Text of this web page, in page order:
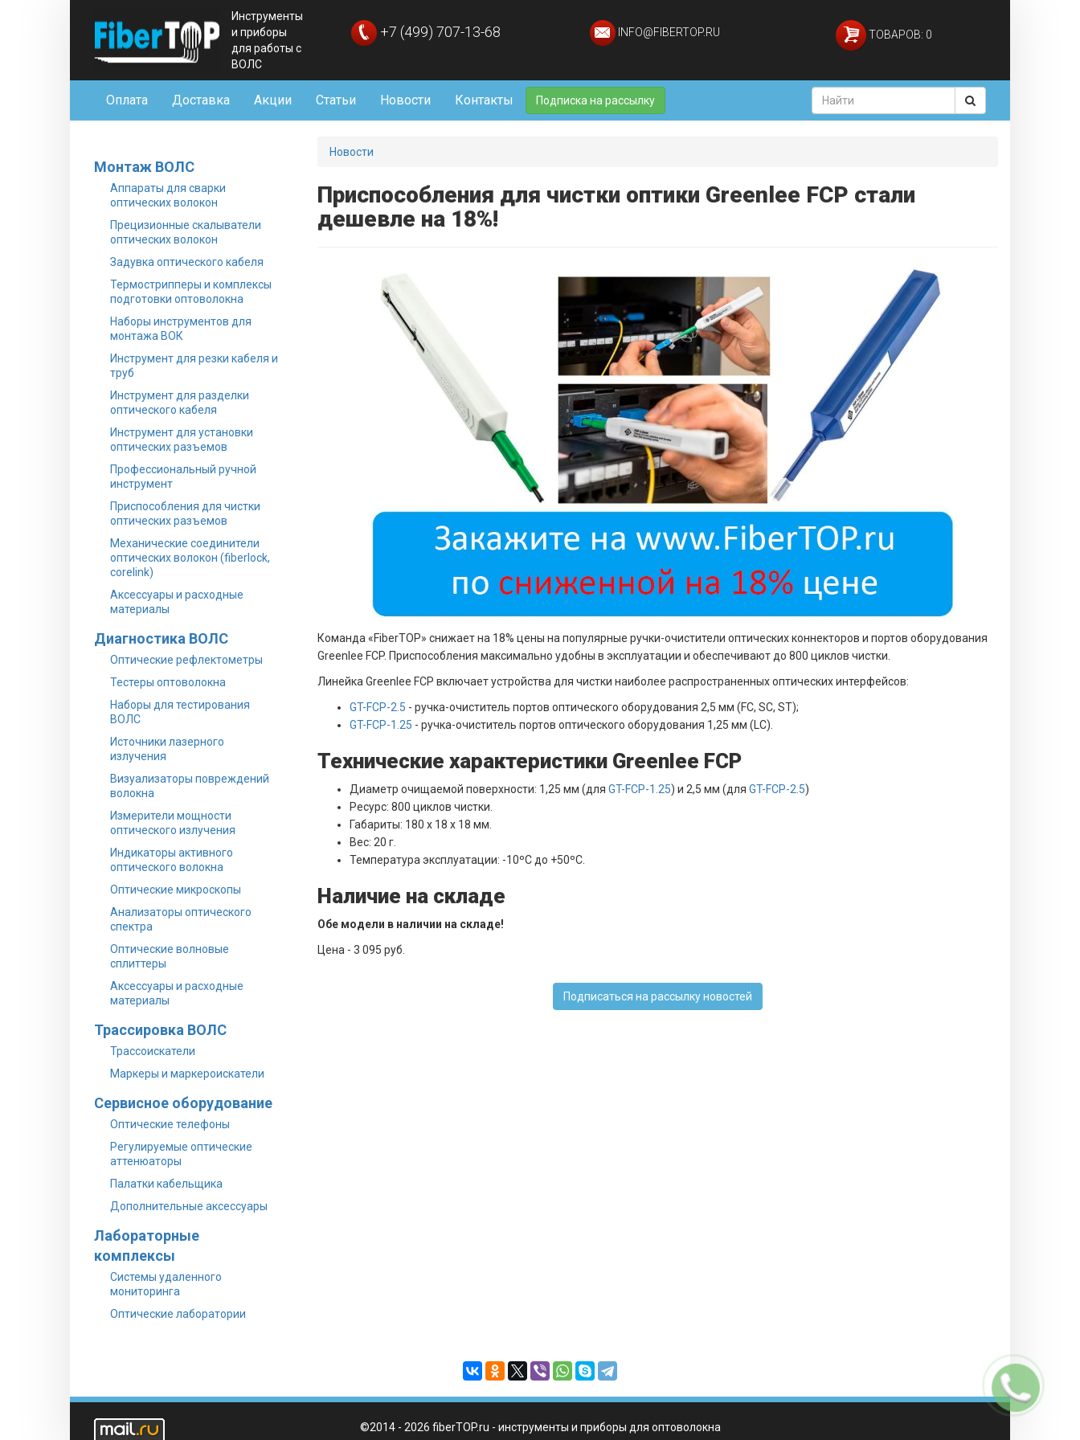
Инструменты
и приборы
для работы с
ВОЛС
+7 (499) 707-13-68 INFO@FIBERTOP.RU ТОВАРОВ: 0
Оплата Доставка Акции Статьи Новости Контакты Подписка на рассылку
Монтаж ВОЛС
Аппараты для сварки
оптических волокон
Прецизионные скалыватели
оптических волокон
Задувка оптического кабеля
Термострипперы и комплексы
подготовки оптоволокна
Наборы инструментов для
монтажа ВОК
Инструмент для резки кабеля и
труб
Инструмент для разделки
оптического кабеля
Инструмент для установки
оптических разъемов
Профессиональный ручной
инструмент
Приспособления для чистки
оптических разъемов
Механические соединители
оптических волокон (fiberlock,
corelink)
Аксессуары и расходные
материалы
Диагностика ВОЛС
Оптические рефлектометры
Тестеры оптоволокна
Наборы для тестирования
ВОЛС
Источники лазерного
излучения
Визуализаторы повреждений
волокна
Измерители мощности
оптического излучения
Индикаторы активного
оптического волокна
Оптические микроскопы
Анализаторы оптического
спектра
Оптические волновые
сплиттеры
Аксессуары и расходные
материалы
Трассировка ВОЛС
Трассоискатели
Маркеры и маркероискатели
Сервисное оборудование
Оптические телефоны
Регулируемые оптические
аттенюаторы
Палатки кабельщика
Дополнительные аксессуары
Лабораторные
комплексы
Системы удаленного
мониторинга
Оптические лаборатории
Новости
Приспособления для чистки оптики Greenlee FCP стали
дешевле на 18%!
Команда «FiberTOP» снижает на 18% цены на популярные ручки-очистители оптических коннекторов и портов оборудования
Greenlee FCP. Приспособления максимально удобны в эксплуатации и обеспечивают до 800 циклов чистки.
Линейка Greenlee FCP включает устройства для чистки наиболее распространенных оптических интерфейсов:
GT-FCP-2.5 - ручка-очиститель портов оптического оборудования 2,5 мм (FC, SC, ST);
GT-FCP-1.25 - ручка-очиститель портов оптического оборудования 1,25 мм (LC).
Технические характеристики Greenlee FCP
Диаметр очищаемой поверхности: 1,25 мм (для GT-FCP-1.25) и 2,5 мм (для GT-FCP-2.5)
Ресурс: 800 циклов чистки.
Габариты: 180 х 18 х 18 мм.
Вес: 20 г.
Температура эксплуатации: -10ºC до +50ºC.
Наличие на складе
Обе модели в наличии на складе!
Цена - 3 095 руб.
Подписаться на рассылку новостей
©2014 - 2026 fiberTOP.ru - инструменты и приборы для оптоволокна
Заказать
звонок